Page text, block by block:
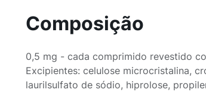
Composição
0,5 mg - cada comprimido revestido
Excipientes: celulose microcristalina,
laurilsulfato de sódio, hiprolose,